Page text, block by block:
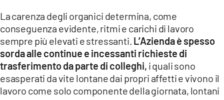
La carenza degli organici determina, come
conseguenza evidente, ritmi e carichi di lavoro
sempre più elevati e stressanti. L’Azienda è spesso
sorda alle continue e incessanti richieste di
trasferimentoda parte di colleghi, i quali sono
esasperati da vite lontane dai propri affetti e vivono il
lavoro come solo componente della giornata, lontani